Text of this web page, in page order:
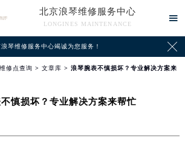
北京浪琴维修服务中心
LONGINES MAINTENANCE

琴维修服务中心竭诚为您服务！ 
修点查询 > 文章库 > 浪琴腕表不慎损坏？专业解决方案来
慎损坏？专业解决方案来帮忙